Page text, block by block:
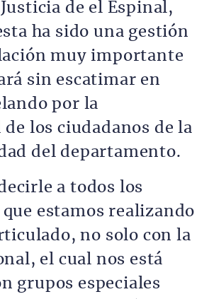
de el Espinal,
ha sido una gestión
muy importante
sin escatimar en
por la
los ciudadanos de la
del departamento.
a todos los
estamos realizando
no solo con la
el cual nos está
grupos especiales